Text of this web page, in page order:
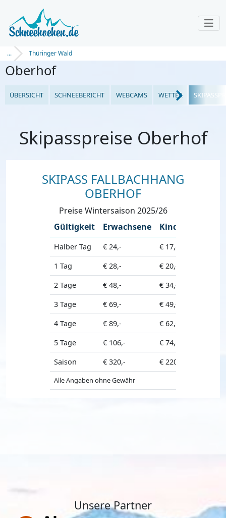
... Thüringer Wald
Oberhof
ÜBERSICHT SCHNEEBERICHT WEBCAMS WETTER
Skipasspreise Oberhof
SKIPASS FALLBACHHANG
OBERHOF
Preise Wintersaison 2025/26
Gültigkeit
Erwachsene Kinder
Halber Tag € 24,-
€ 17,-
1 Tag
€ 28,-
€ 20,-
2 Tage
€ 48,-
€ 34,-
3 Tage
€ 69,-
€ 49,-
4 Tage
€ 89,-
€ 62,-
5 Tage
€ 106,-
€ 74,-
Saison
€ 320,- € 220,-
Alle Angaben ohne Gewähr
Unsere Partner